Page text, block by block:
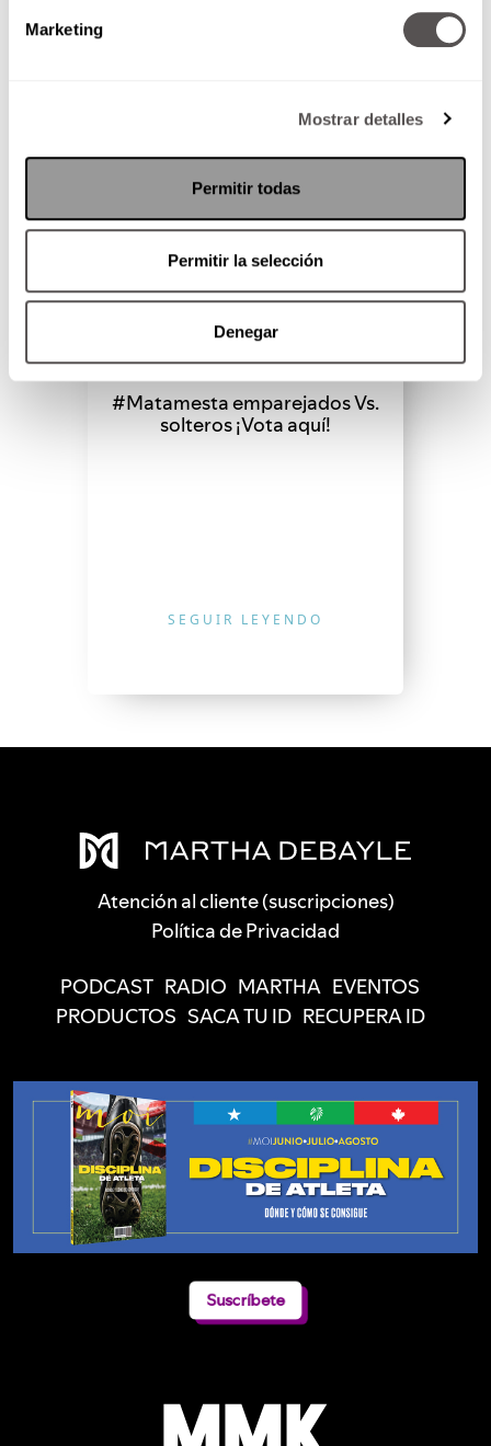
Marketing
Mostrar detalles
Permitir todas
Permitir la selección
Denegar
#Matamesta emparejados Vs.
solteros ¡Vota aquí!
SEGUIR LEYENDO
Atención al cliente (suscripciones)
Política de Privacidad
PODCAST RADIO MARTHA EVENTOS
PRODUCTOS SACA TU ID RECUPERA ID
Suscríbete